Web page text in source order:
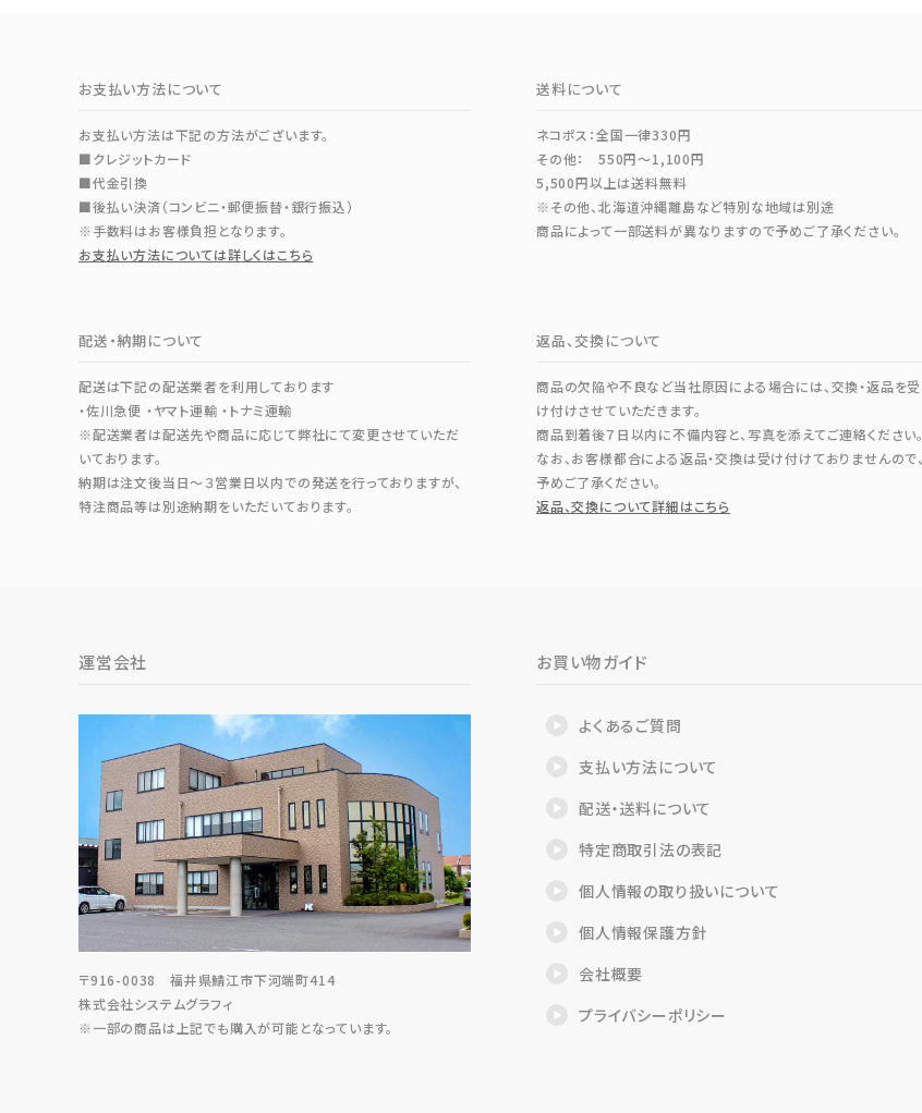
お支払い方法について
お支払い方法は下記の方法がございます。
■クレジットカード
■代金引換
■後払い決済（コンビニ・郵便振替・銀行振込）
※手数料はお客様負担となります。
お支払い方法については詳しくはこちら
送料について
ネコポス：全国一律330円
その他： 550円～1,100円
5,500円以上は送料無料
※その他、北海道沖縄離島など特別な地域は別途
商品によって一部送料が異なりますので予めご了承ください。
配送・納期について
配送は下記の配送業者を利用しております
・佐川急便 ・ヤマト運輸 ・トナミ運輸
※配送業者は配送先や商品に応じて弊社にて変更させていただ
いております。
納期は注文後当日～３営業日以内での発送を行っておりますが、
特注商品等は別途納期をいただいております。
返品、交換について
商品の欠陥や不良など当社原因による場合には、交換・返品を受
け付けさせていただきます。
商品到着後７日以内に不備内容と、写真を添えてご連絡ください。
なお、お客様都合による返品・交換は受け付けておりませんので、
予めご了承ください。
返品、交換について詳細はこちら
運営会社
〒916-0038 福井県鯖江市下河端町414
株式会社システムグラフィ
※一部の商品は上記でも購入が可能となっています。
お買い物ガイド
よくあるご質問
支払い方法について
配送・送料について
特定商取引法の表記
個人情報の取り扱いについて
個人情報保護方針
会社概要
プライバシーポリシー